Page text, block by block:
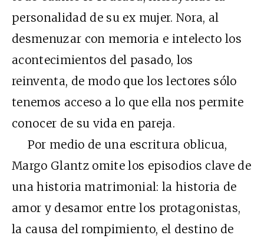
personalidad de su ex mujer. Nora, al
desmenuzar con memoria e intelecto los
acontecimientos del pasado, los
reinventa, de modo que los lectores sólo
tenemos acceso a lo que ella nos permite
conocer de su vida en pareja.
Por medio de una escritura oblicua,
Margo Glantz omite los episodios clave de
una historia matrimonial: la historia de
amor y desamor entre los protagonistas,
la causa del rompimiento, el destino de